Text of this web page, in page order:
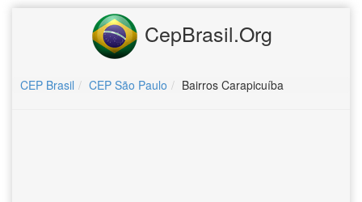
CepBrasil.Org
CEP Brasil CEP São Paulo Bairros Carapicuíba